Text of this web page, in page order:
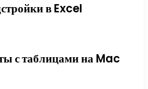
в Excel
с таблицами на Mac